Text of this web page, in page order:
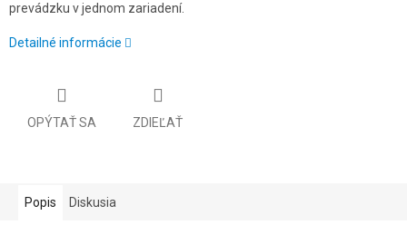
prevádzku v jednom zariadení.
Detailné informácie
OPÝTAŤ SA ZDIEĽAŤ
Popis Diskusia